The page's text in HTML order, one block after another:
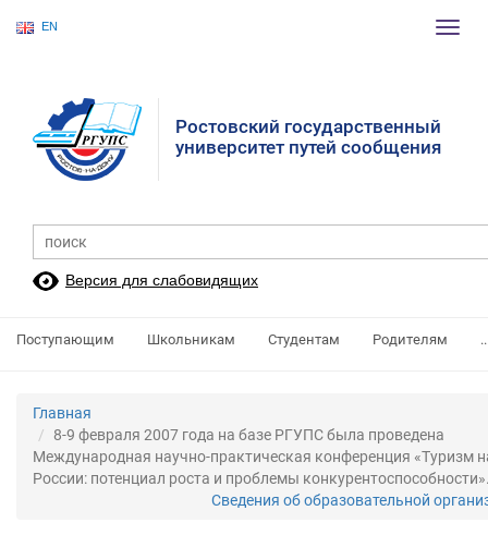
EN
Ростовский государственный
университет путей сообщения
Версия для слабовидящих
Поступающим Школьникам Студентам Родителям
Главная
8-9 февраля 2007 года на базе РГУПС была проведена
Международная научно-практическая конференция «Туризм
России: потенциал роста и проблемы
Сведения об образовательной